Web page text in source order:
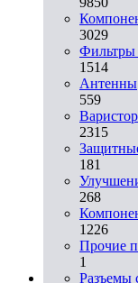
3029
Фильтры
1514
Антенны
559
2315
181
268
1226
Прочие
1
Разъeмы